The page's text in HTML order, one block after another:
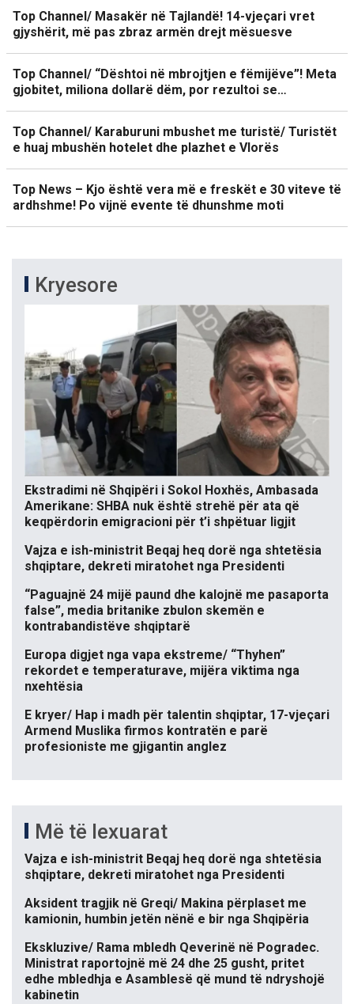
Top Channel/ Masakër në Tajlandë! 14-vjeçari vret
gjyshërit, më pas zbraz armën drejt mësuesve
Top Channel/ “Dështoi në mbrojtjen e fëmijëve”! Meta
gjobitet, miliona dollarë dëm, por rezultoi se…
Top Channel/ Karaburuni mbushet me turistë/ Turistët
e huaj mbushën hotelet dhe plazhet e Vlorës
Top News – Kjo është vera më e freskët e 30 viteve të
ardhshme! Po vijnë evente të dhunshme moti
Kryesore
Ekstradimi në Shqipëri i Sokol Hoxhës, Ambasada
Amerikane: SHBA nuk është strehë për ata që
keqpërdorin emigracioni për t’i shpëtuar ligjit
Vajza e ish-ministrit Beqaj heq dorë nga shtetësia
shqiptare, dekreti miratohet nga Presidenti
“Paguajnë 24 mijë paund dhe kalojnë me pasaporta
false”, media britanike zbulon skemën e
kontrabandistëve shqiptarë
Europa digjet nga vapa ekstreme/ “Thyhen”
rekordet e temperaturave, mijëra viktima nga
nxehtësia
E kryer/ Hap i madh për talentin shqiptar, 17-vjeçari
Armend Muslika firmos kontratën e parë
profesioniste me gjigantin anglez
Më të lexuarat
Vajza e ish-ministrit Beqaj heq dorë nga shtetësia
shqiptare, dekreti miratohet nga Presidenti
Aksident tragjik në Greqi/ Makina përplaset me
kamionin, humbin jetën nënë e bir nga Shqipëria
Ekskluzive/ Rama mbledh Qeverinë në Pogradec.
Ministrat raportojnë më 24 dhe 25 gusht, pritet
edhe mbledhja e Asamblesë që mund të ndryshojë
kabinetin